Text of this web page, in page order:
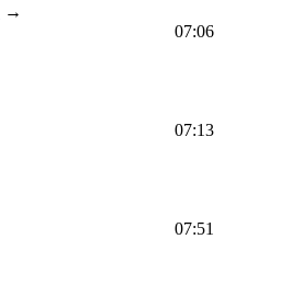
→
07:06
07:13
07:51